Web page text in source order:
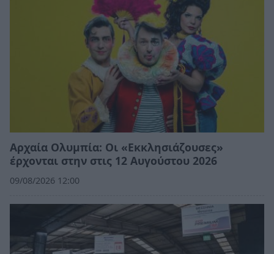
Αρχαία Ολυμπία: Οι «Εκκλησιάζουσες»
έρχονται στην στις 12 Αυγούστου 2026
09/08/2026 12:00